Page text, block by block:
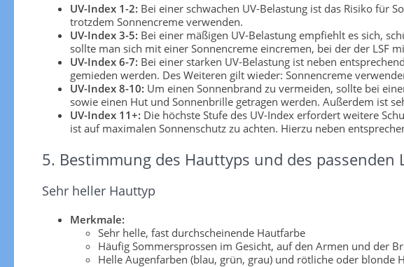
UV-Index 1-2: Bei einer schwachen UV-Belastung ist das Risiko für
trotzdem Sonnencreme verwenden.
UV-Index 3-5: Bei einer mäßigen UV-Belastung empfiehlt es sich,
sollte man sich mit einer Sonnencreme eincremen, bei der der LSF
UV-Index 6-7: Bei einer starken UV-Belastung ist neben
gemieden werden. Des Weiteren gilt wieder: Sonnencreme
UV-Index 8-10: Um einen Sonnenbrand zu vermeiden, sollte bei
sowie einen Hut und Sonnenbrille getragen werden. Außerdem ist
UV-Index 11+: Die höchste Stufe des UV-Index erfordert weitere
ist auf maximalen Sonnenschutz zu achten. Hierzu neben
5. Bestimmung des Hauttyps und des passenden
Sehr heller Hauttyp
Merkmale:
Sehr helle, fast durchscheinende Hautfarbe
Häufig Sommersprossen im Gesicht, auf den Armen und der
Helle Augenfarben (blau, grün, grau) und rötliche oder blonde